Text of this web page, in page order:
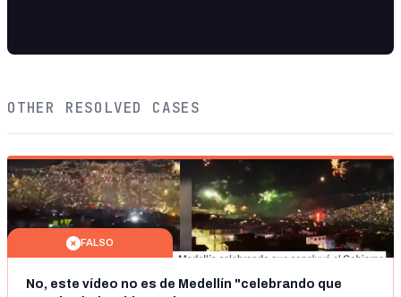
OTHER RESOLVED CASES
FALSO
No, este vídeo no es de Medellín "celebrando que